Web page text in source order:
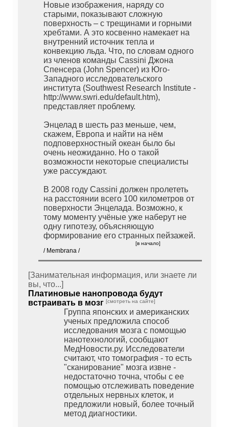
Новые изображения, наряду со
старыми, показывают сложную
поверхность – с трещинами и горными
хребтами. А это косвенно намекает на
внутренний источник тепла и
конвекцию льда. Что, по словам одного
из членов команды Cassini Джона
Спенсера (John Spencer) из Юго-
Западного исследовательского
института (Southwest Research Institute -
http://www.swri.edu/default.htm),
представляет проблему.
Энцелад в шесть раз меньше, чем,
скажем, Европа и найти на нём
подповерхностный океан было бы
очень неожиданно. Но о такой
возможности некоторые специалисты
уже рассуждают.
В 2008 году Cassini должен пролететь
на расстоянии всего 100 километров от
поверхности Энцелада. Возможно, к
тому моменту учёные уже наберут не
одну гипотезу, объясняющую
формирование его странных пейзажей.
/ Membrana /
[в начало]
[Занимательная информация, или знаете ли
вы, что...]
Платиновые нанопровода будут
встраивать в мозг [смотреть на сайте]
Группа японских и американских
ученых предложила способ
исследования мозга с помощью
нанотехнологий, сообщают
МедНовости.ру. Исследователи
считают, что томография - то есть
"сканирование" мозга извне -
недостаточно точна, чтобы с ее
помощью отслеживать поведение
отдельных нервных клеток, и
предложили новый, более точный
метод диагностики.